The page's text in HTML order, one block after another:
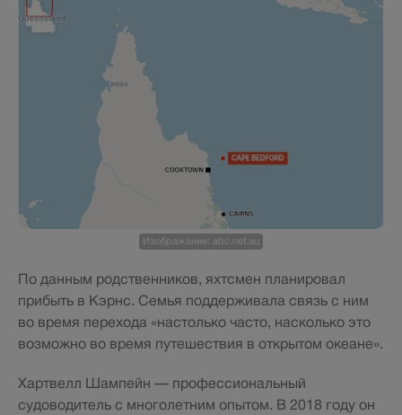
Изображение: abc.net.au
По данным родственников, яхтсмен планировал
прибыть в Кэрнс. Семья поддерживала связь с ним
во время перехода «настолько часто, насколько это
возможно во время путешествия в открытом океане».
Хартвелл Шампейн — профессиональный
судоводитель с многолетним опытом. В 2018 году он